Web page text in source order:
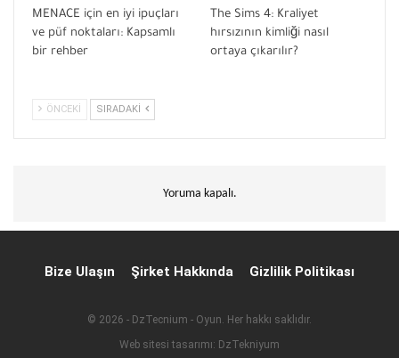
MENACE için en iyi ipuçları
ve püf noktaları: Kapsamlı
bir rehber
The Sims 4: Kraliyet
hırsızının kimliği nasıl
ortaya çıkarılır?
ÖNCEKI SIRADAKI
Yoruma kapalı.
Bize Ulaşın Şirket Hakkında Gizlilik Politikası
© 2026 - DzTecnium - Oyun. Her hakkı saklıdır.
Web sitesi tasarımı: DzTekniyum